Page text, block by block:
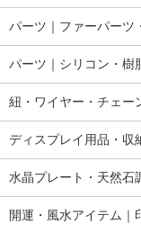
パーツ｜ファーパーツ
パーツ｜シリコン・樹
紐・ワイヤー・チェー
ディスプレイ用品・収
水晶プレート・天然石
開運・風水アイテム｜